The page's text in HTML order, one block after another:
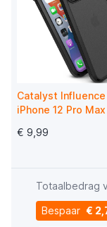
Catalyst
iPhone 12 Pro
€ 9,99
Totaalbedrag
Bespaar €